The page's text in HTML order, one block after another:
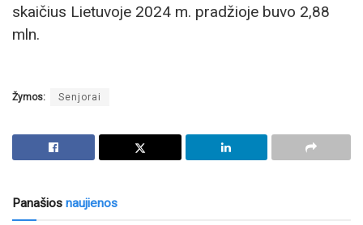
skaičius Lietuvoje 2024 m. pradžioje buvo 2,88
mln.
Žymos: Senjorai
Panašios naujienos